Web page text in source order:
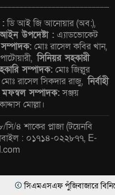
ইনস্টিটিউট চট্টগ্রাম
পেরিয়ে তিন বছরে পর্দাপন
আলোচনা সভা ও দোয়া
আন্দোলনে
বিচার হবে স্বচ্ছ, নিরপেক্ষ
: প্রধানমন্ত্রী
মেডিকেল ফাউন্ডেশনের
শুরু
স্মৃতি জাদুঘরের দুয়ার খুলেছে,
করলেন প্রধানমন্ত্রী
:ডি আই জি আনোয়ার (অব:),
আইন উপদেষ্টা : এ্যাডভোকেট
সম্পাদক: মোঃ রাসেল কবির খান,
সিনিয়র সহকারী
সম্পাদক: মোঃ জিল্লুর
মোঃ রাসেল সিকদার রাজু,নির্বাহী
মফস্বল সম্পাদক:সঞ্জয়
মোল্লা।
সি/৪ শাকের প্লাজা (টয়েনবি
: ০১৭১৪-০২২৮৭৭, E-
নিউজ ২৪ ডট কম লিমিটেড |
সিএমএসএফ পুঁজিবাজারে